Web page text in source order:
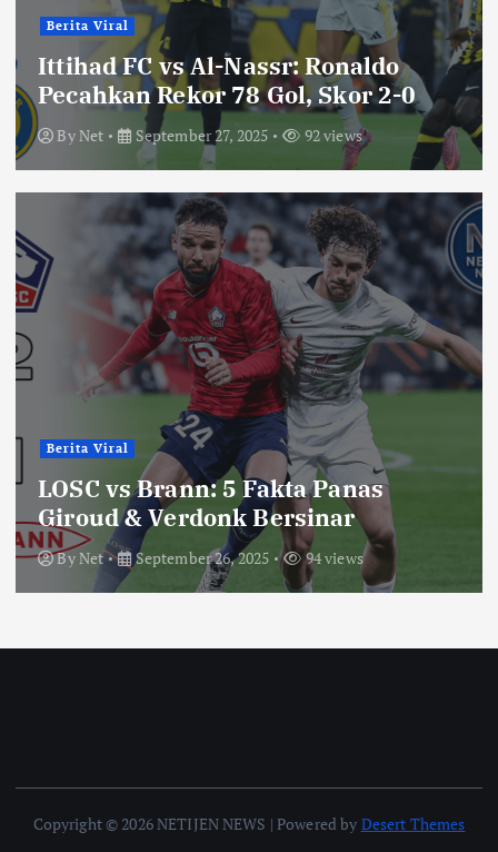
Berita Viral
Ittihad FC vs Al-Nassr: Ronaldo
Pecahkan Rekor 78 Gol, Skor 2-0
ByNet September 27, 2025 92 views
Berita Viral
LOSC vs Brann: 5 Fakta Panas
Giroud & Verdonk Bersinar
ByNet September 26, 2025 94 views
Copyright © 2026 NETIJEN NEWS | Powered by Desert Themes